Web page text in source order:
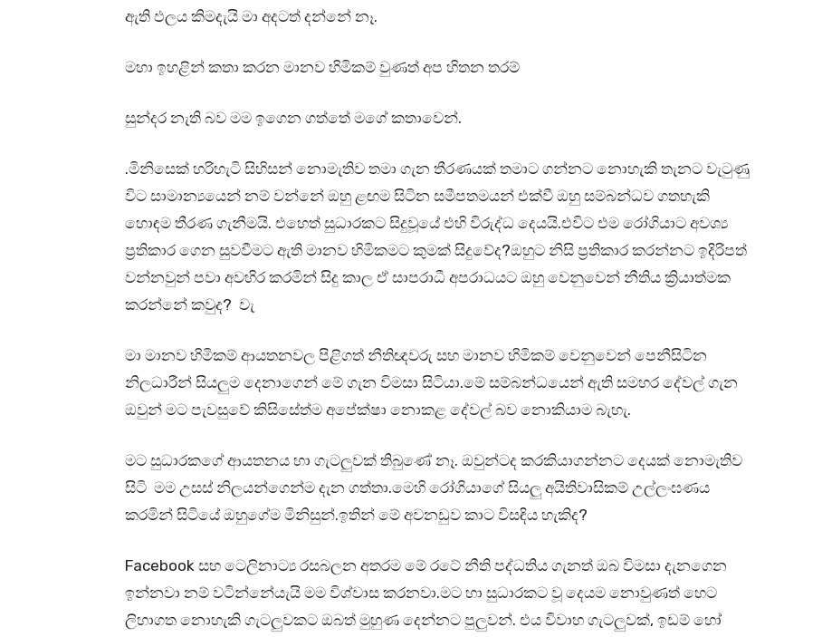
ඇති ඵලය කිමදැයි මා අදටත් දන්නේ නෑ.
මහා ඉහළින් කතා කරන මානව හිමිකම් වුණත් අප හිතන තරම්
සුන්දර නැති බව මම ඉගෙන ගත්තේ මගේ කතාවෙන්.
.මිනිසෙක් හරිහැටි සිහිසන් නොමැතිව තමා ගැන තීරණයක් තමාට ගන්නට නොහැකි තැනට වැටුණු
විට සාමාන්‍යයෙන් නම් වන්නේ ඔහු ළඟම සිටින සමීපතමයන් එක්වී ඔහු සම්බන්ධව ගතහැකි
හොඳම තීරණ ගැනීමයි. එහෙත් සුධාරකට සිදුවූයේ එහි විරුද්ධ දෙයයි.එවිට එම රෝගියාට අවශ්‍ය
ප්‍රතිකාර ගෙන සුවවීමට ඇති මානව හිමිකමට කුමක් සිදුවේද?ඔහුට නිසි ප්‍රතිකාර කරන්නට ඉදිරිපත්
වන්නවුන් පවා අවහිර කරමින් සිදු කාල ඒ සාපරාධී අපරාධයට ඔහු වෙනුවෙන් නීතිය ක්‍රියාත්මක
කරන්නේ කවුද? වැ
මා මානව හිමිකම් ආයතනවල පිළිගත් නීතිඥවරු සහ මානව හිමිකම් වෙනුවෙන් පෙනීසිටින
නිලධාරීන් සියලුම දෙනාගෙන් මේ ගැන විමසා සිටියා.මේ සම්බන්ධයෙන් ඇති සමහර දේවල් ගැන
ඔවුන් මට පැවසුවේ කිසිසේත්ම අපේක්ෂා නොකළ දේවල් බව නොකියාම බැහැ.
මට සුධාරකගේ ආයතනය හා ගැටලුවක් තිබුණේ නෑ. ඔවුන්ටද කරකියාගන්නට දෙයක් නොමැතිව
සිටි මම උසස් නිලයන්ගෙන්ම දැන ගත්තා.මෙහි රෝගියාගේ සියලු අයිතිවාසිකම් උල්ලංඝණය
කරමින් සිටියේ ඔහුගේම මිනිසුන්.ඉතින් මේ අවනඩුව කාට විසඳිය හැකිද?
Facebook සහ ටෙලිනාට්‍ය රසබලන අතරම මේ රටේ නීති පද්ධතිය ගැනත් ඔබ විමසා දැනගෙන
ඉන්නවා නම් වටින්නේයැයි මම විශ්වාස කරනවා.මට හා සුධාරකට වූ දෙයම නොවුණත් හෙට
ලිහාගත නොහැකි ගැටලුවකට ඔබත් මුහුණ දෙන්නට පුලුවන්. එය විවාහ ගැටලුවක්, ඉඩම් හෝ